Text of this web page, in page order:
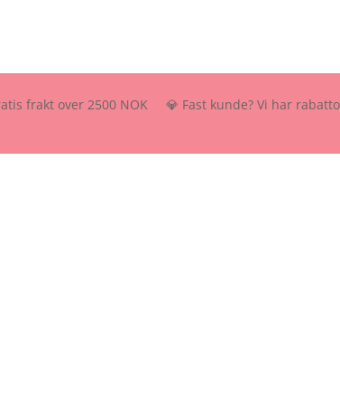
frakt over 2500 NOK 💎 Fast kunde? Vi har